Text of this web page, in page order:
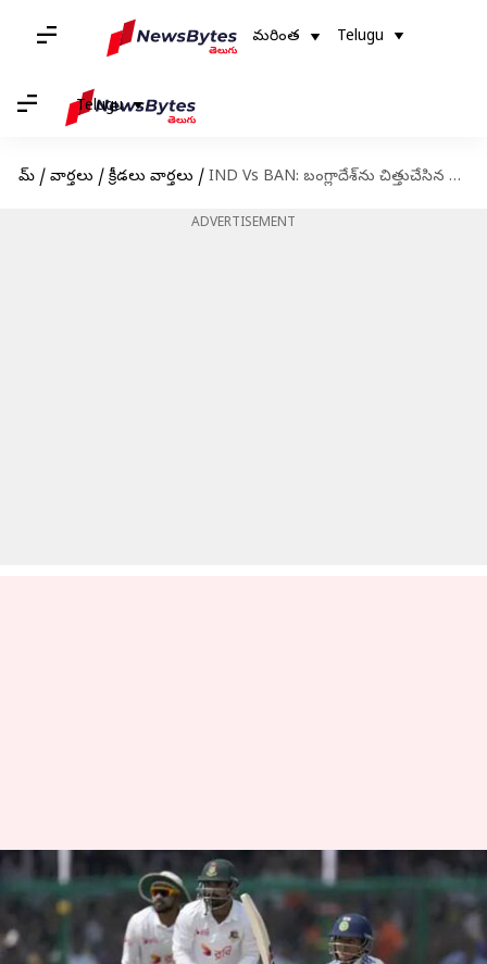
మరింత Telugu
Telugu
హోమ్ / వార్తలు / క్రీడలు వార్తలు / IND Vs BAN: బంగ్లాదేశ్‌ను చిత్తుచేసిన భారత్‌.. 2-0తో టెస్టు సిరీస్‌ కైవసం
ADVERTISEMENT
IND Vs BAN: బంగ్లాదేశ్‌ను
చిత్తుచేసిన భారత్‌.. 2-0తో టెస్టు
సిరీస్‌ కైవసం